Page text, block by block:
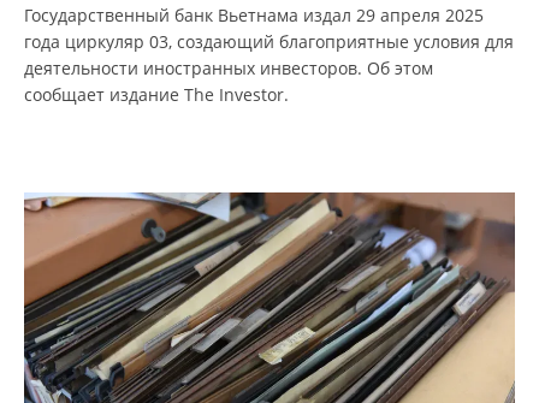
Государственный банк Вьетнама издал 29 апреля 2025
года циркуляр 03, создающий благоприятные условия для
деятельности иностранных инвесторов. Об этом
сообщает издание The Investor.